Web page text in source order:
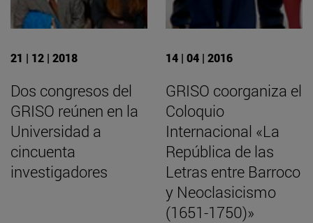
21 | 12 | 2018
Dos congresos del
GRISO reúnen en la
Universidad a
cincuenta
investigadores
14 | 04 | 2016
GRISO coorganiza el
Coloquio
Internacional «La
República de las
Letras entre Barroco
y Neoclasicismo
(1651-1750)»